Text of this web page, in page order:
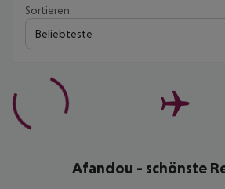
Sortieren:
Beliebteste
Afandou - schönste